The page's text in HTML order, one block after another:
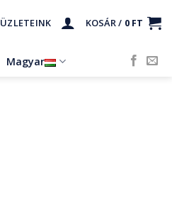
ÜZLETEINK KOSÁR / 0 FT
Magyar